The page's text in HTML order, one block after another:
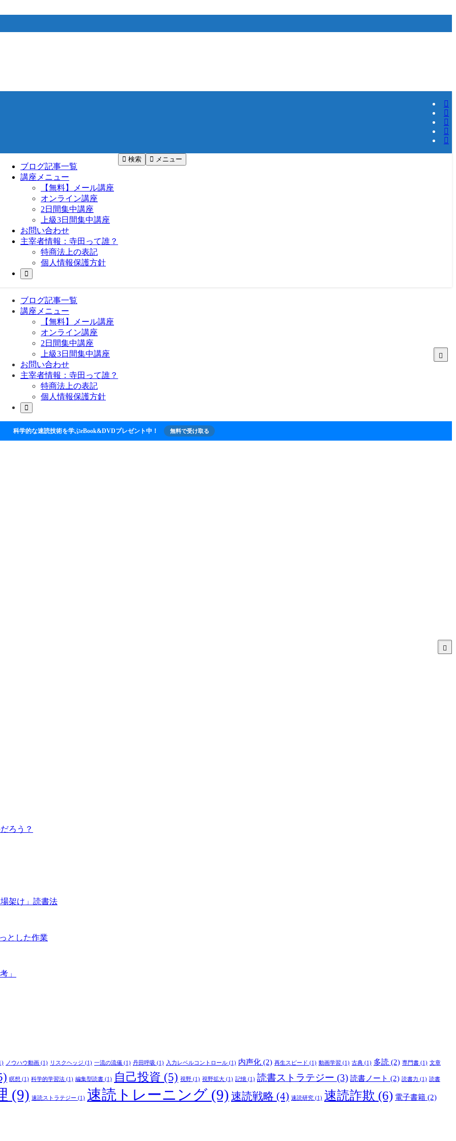
ブログ記事一覧
講座メニュー
【無料】メール講座
オンライン講座
2日間集中講座
上級3日間集中講座
お問い合わせ
主宰者情報：寺田って誰？
特商法上の表記
個人情報保護方針
検索 メニュー
ブログ記事一覧
講座メニュー
【無料】メール講座
オンライン講座
2日間集中講座
上級3日間集中講座
お問い合わせ
主宰者情報：寺田って誰？
特商法上の表記
個人情報保護方針
科学的な速読技術を学ぶeBook&DVDプレゼント中！ 無料で受け取る
ろう？
架け」読書法
とした作業
」
ノウハウ動画 (1) リスクヘッジ (1) 一流の流儀 (1) 丹田呼吸 (1) 入力レベルコントロール (1) 内声化 (2) 再生スピード (1) 動画学習 (1) 古典 (1) 多読 (2) 専門書 (1) 文章
瞑想 (1) 科学的学習法 (1) 編集型読書 (1) 自己投資 (5) 視野 (1) 視野拡大 (1) 記憶 (1) 読書ストラテジー (3) 読書ノート (2) 読書力 (1) 読書
(9) 速読ストラテジー (1) 速読トレーニング (9) 速読戦略 (4) 速読研究 (1) 速読詐欺 (6) 電子書籍 (2)